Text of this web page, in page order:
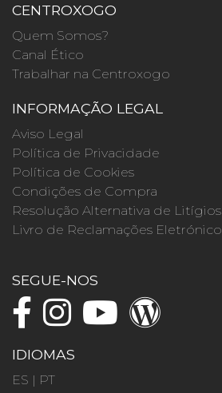
CENTROXOGO
Quem Somos?
Canal Ético
Trabalhar na Centroxogo
INFORMAÇÃO LEGAL
Aviso Legal
Política de Privacidade
Política de Cookies
Condições de Compra
Resolução Alternativa de Litígios
Livro de Reclamações Eletrónico
SEGUE-NOS
IDIOMAS
ES | PT